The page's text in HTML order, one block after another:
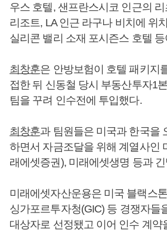
우스 호텔, 샌프란스시코 인근의
리조트, LA 인근 라구나 비치에 위
실리콘 밸리 소재 포시즌스 호텔 등
최창훈은 안방보험이 호텔 패키지
접한 뒤 신동철 당시 부동산투자1
팀을 꾸려 인수전에 투입했다.
최창훈과 팀원들은 미국과 한국을
하면서 자금조달을 위해 계열사인
래에셋증권), 미래에셋생명 등과
미래에셋자산운용은 미국 블랙스
싱가포르투자청(GIC) 등 경쟁자들
대상자로 선정됐고 이어 인수 계약